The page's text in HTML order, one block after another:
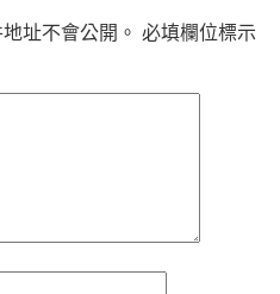
址不會公開。 必填欄位標示